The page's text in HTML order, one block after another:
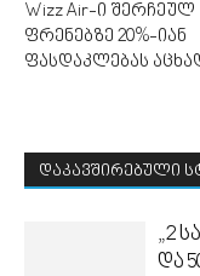
Wizz Air-ი შერჩეულ
ფრენებზე 20%-იან
ფასდაკლებას
დაკავშირებული
„2
და